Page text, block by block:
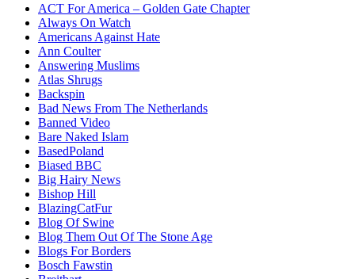
ACT For America – Golden Gate Chapter
Always On Watch
Americans Against Hate
Ann Coulter
Answering Muslims
Atlas Shrugs
Backspin
Bad News From The Netherlands
Banned Video
Bare Naked Islam
BasedPoland
Biased BBC
Big Hairy News
Bishop Hill
BlazingCatFur
Blog Of Swine
Blog Them Out Of The Stone Age
Blogs For Borders
Bosch Fawstin